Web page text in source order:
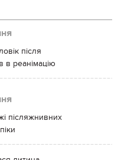
після
в реанімацію
післяжнивних